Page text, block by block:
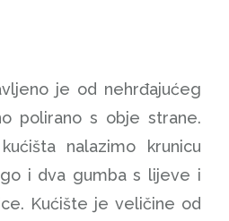
je od nehrđajućeg
polirano s obje strane.
nalazimo krunicu
i dva gumba s lijeve i
Kućište je veličine od